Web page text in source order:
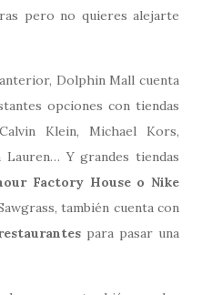
pero no quieres alejarte
Dolphin Mall cuenta
opciones con tiendas
Klein, Michael Kors,
Lauren… Y grandes tiendas
Factory House o Nike
también cuenta con
para pasar una